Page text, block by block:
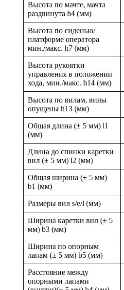
Высота по мачте, мачта
раздвинута h4 (мм)
Высота по сиденью/
платформе оператора
мин./макс. h7 (мм)
Высота рукоятки
управления в положении
хода, мин./макс. h14 (мм)
Высота по вилам, вилы
опущены h13 (мм)
Общая длина (± 5 мм) l1
(мм)
Длина до спинки каретки
вил (± 5 мм) l2 (мм)
Общая ширина (± 5 мм)
b1 (мм)
Размеры вил s/e/l (мм)
Ширина каретки вил (± 5
мм) b3 (мм)
Ширина по опорным
лапам (± 5 мм) b5 (мм)
Расстояние между
опорными лапами